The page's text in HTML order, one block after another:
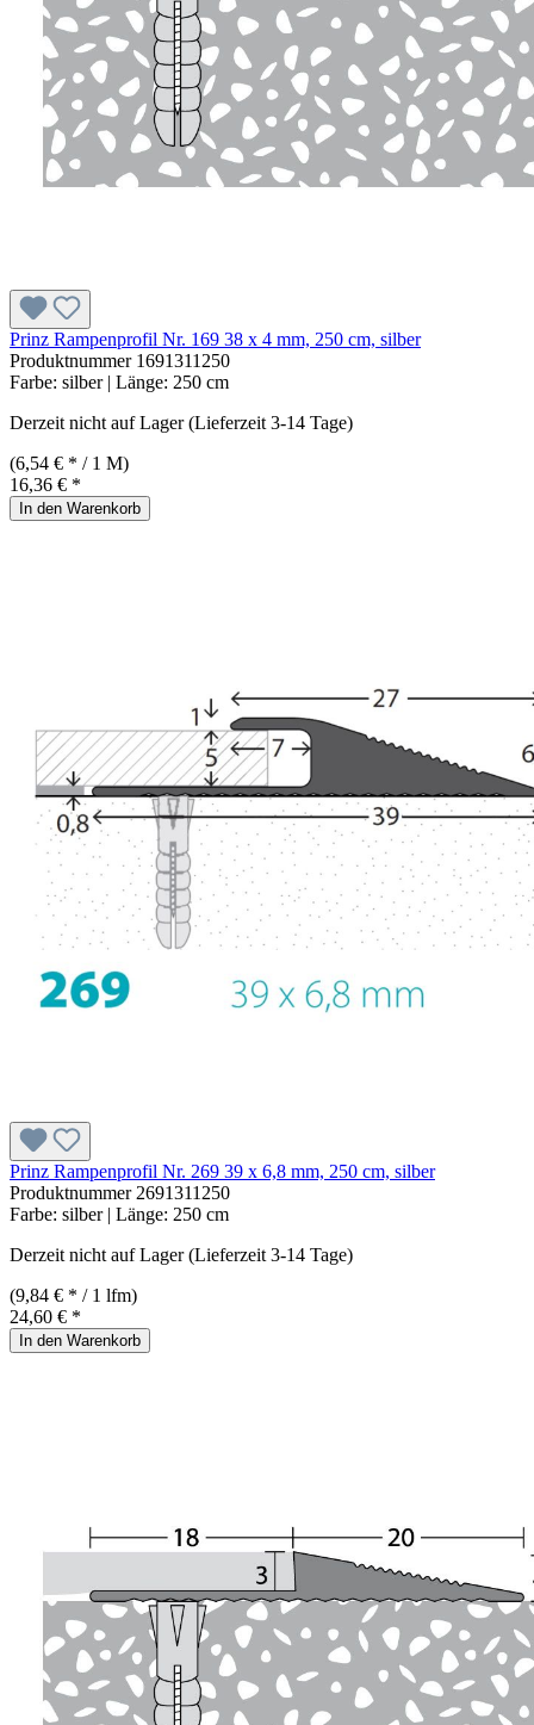
Prinz Rampenprofil Nr. 169 38 x 4 mm, 250 cm, silber
Produktnummer 1691311250
Farbe: silber | Länge: 250 cm
Derzeit nicht auf Lager (Lieferzeit 3-14 Tage)
(6,54 € * / 1 M)
16,36 € *
In den Warenkorb
Prinz Rampenprofil Nr. 269 39 x 6,8 mm, 250 cm, silber
Produktnummer 2691311250
Farbe: silber | Länge: 250 cm
Derzeit nicht auf Lager (Lieferzeit 3-14 Tage)
(9,84 € * / 1 lfm)
24,60 € *
In den Warenkorb